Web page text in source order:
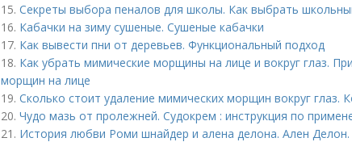
15. Секреты выбора пеналов для школы. Как выбрать
16. Кабачки на зиму сушеные. Сушеные кабачки
17. Как вывести пни от деревьев. Функциональный подход
18. Как убрать мимические морщины на лице и вокруг глаз.
морщин на лице
19. Сколько стоит удаление мимических морщин вокруг глаз.
20. Чудо мазь от пролежней. Судокрем : инструкция по
21. История любви Роми шнайдер и алена делона. Ален Делон.